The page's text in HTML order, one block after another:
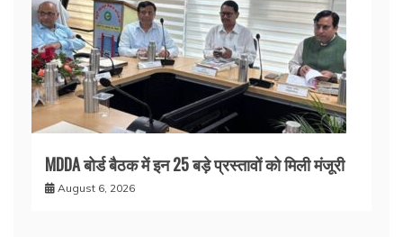
MDDA बोर्ड बैठक में इन 25 बड़े प्रस्तावों को मिली मंजूरी
August 6, 2026